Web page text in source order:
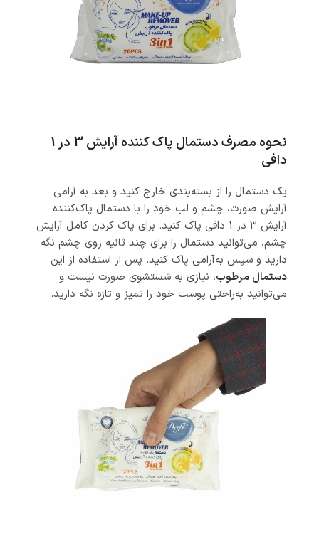
نحوه مصرف دستمال پاک‌ کننده آرایش 3 در 1
دافی
یک دستمال را از بسته‌بندی خارج کنید و بعد به آرامی
آرایش صورت، چشم و لب خود را با دستمال پاک‌کننده
آرایش 3 در 1 دافی پاک کنید. برای پاک کردن کامل آرایش
چشم، می‌توانید دستمال را برای چند ثانیه روی چشم نگه
دارید و سپس به‌آرامی پاک کنید. پس از استفاده از این
دستمال مرطوب، نیازی به شستشوی صورت نیست و
می‌توانید به‌راحتی پوست خود را تمیز و تازه نگه دارید.